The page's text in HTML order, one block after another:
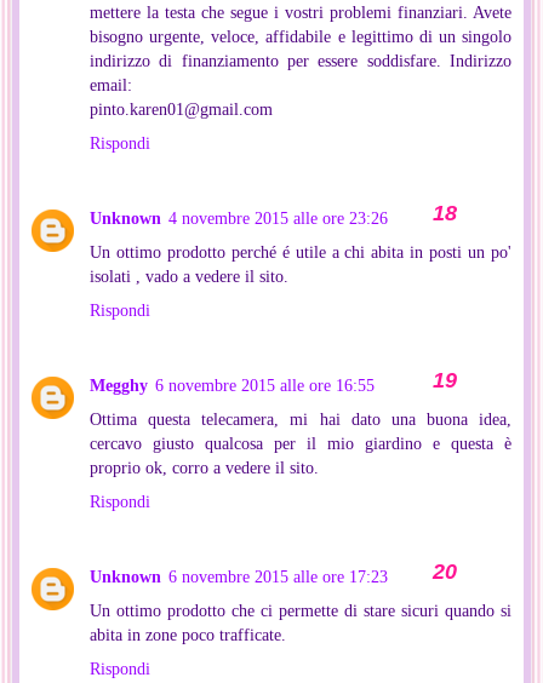
mettere la testa che segue i vostri problemi finanziari. Avete
bisogno urgente, veloce, affidabile e legittimo di un singolo
indirizzo di finanziamento per essere soddisfare. Indirizzo
email:
pinto.karen01@gmail.com
Rispondi
Unknown 4 novembre 2015 alle ore 23:26
Un ottimo prodotto perché é utile a chi abita in posti un po'
isolati , vado a vedere il sito.
Rispondi
Megghy 6 novembre 2015 alle ore 16:55
Ottima questa telecamera, mi hai dato una buona idea,
cercavo giusto qualcosa per il mio giardino e questa è
proprio ok, corro a vedere il sito.
Rispondi
Unknown 6 novembre 2015 alle ore 17:23
Un ottimo prodotto che ci permette di stare sicuri quando si
abita in zone poco trafficate.
Rispondi